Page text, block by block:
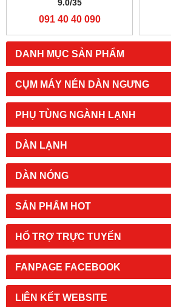
DANH MỤC SẢN PHẨM
CỤM MÁY NÉN DÀN NGƯNG
PHỤ TÙNG NGÀNH LẠNH
DÀN LẠNH
DÀN NÓNG
SẢN PHẨM HOT
HỔ TRỢ TRỰC TUYẾN
FANPAGE FACEBOOK
LIÊN KẾT WEBSITE
9.0/35
091 40 40 090